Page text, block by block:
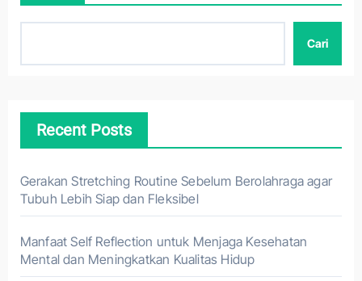
Cari
Recent Posts
Gerakan Stretching Routine Sebelum Berolahraga agar
Tubuh Lebih Siap dan Fleksibel
Manfaat Self Reflection untuk Menjaga Kesehatan
Mental dan Meningkatkan Kualitas Hidup